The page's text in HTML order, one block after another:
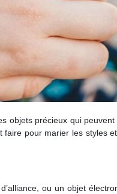
objets précieux qui
faire pour marier les styles
ou un objet